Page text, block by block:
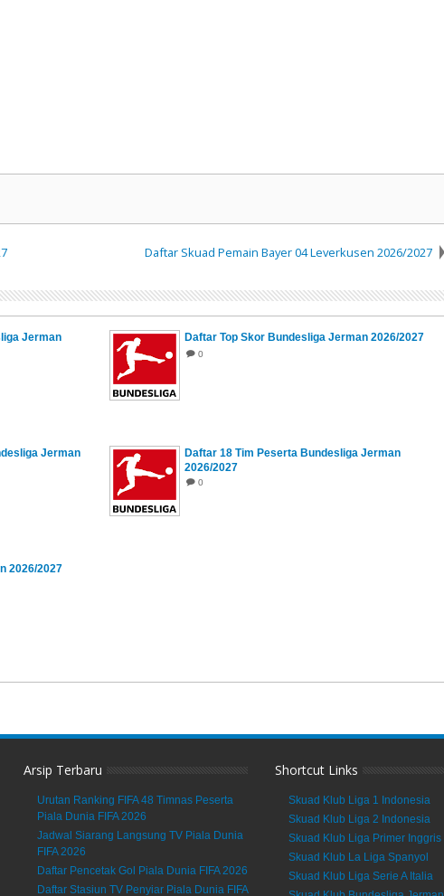
Daftar Skuad Pemain Bayer 04 Leverkusen 2026/2027
Jerman
Daftar Top Skor Bundesliga Jerman 2026/2027
0
Jerman
Daftar 18 Tim Peserta Bundesliga Jerman
2026/2027
0
2026/2027
Arsip Terbaru
Urutan Ranking FIFA 48 Timnas Peserta
Piala Dunia FIFA 2026
Jadwal Siarang Langsung TV Piala Dunia
FIFA 2026
Daftar Pencetak Gol Piala Dunia FIFA 2026
Daftar Stasiun TV Penyiar Piala Dunia FIFA
Shortcut Links
Skuad Klub Liga 1 Indonesia
Skuad Klub Liga 2 Indonesia
Skuad Klub Liga Primer Inggris
Skuad Klub La Liga Spanyol
Skuad Klub Liga Serie A Italia